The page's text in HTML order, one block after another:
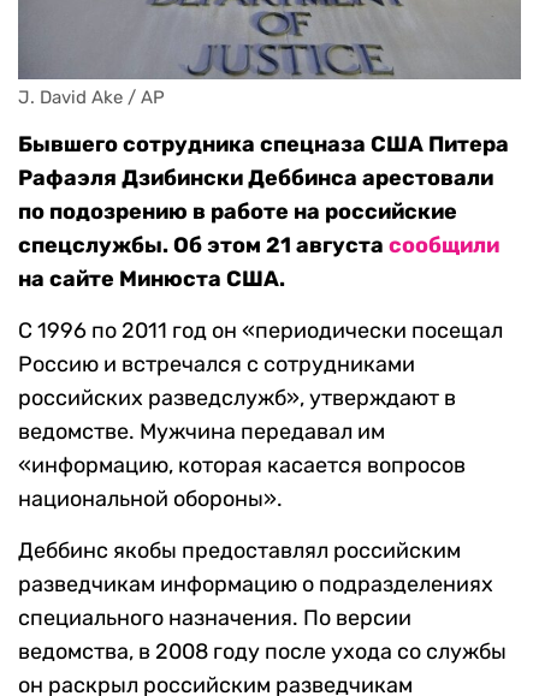
J. David Ake / AP
Бывшего сотрудника спецназа США Питера
Рафаэля Дзибински Деббинса арестовали
по подозрению в работе на российские
спецслужбы. Об этом 21 августа сообщили
на сайте Минюста США.
С 1996 по 2011 год он «периодически посещал
Россию и встречался с сотрудниками
российских разведслужб», утверждают в
ведомстве. Мужчина передавал им
«информацию, которая касается вопросов
национальной обороны».
Деббинс якобы предоставлял российским
разведчикам информацию о подразделениях
специального назначения. По версии
ведомства, в 2008 году после ухода со службы
он раскрыл российским разведчикам